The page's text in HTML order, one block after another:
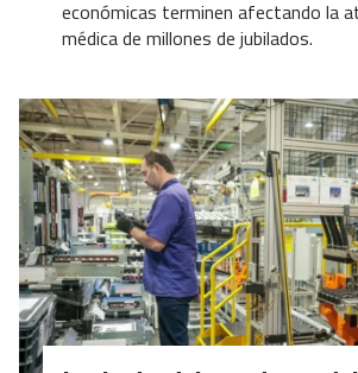
económicas terminen afectando la
médica de millones de jubilados.